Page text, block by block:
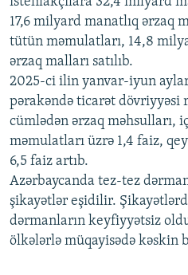
17,6 milyard manatlıq ərzaq
tütün məmulatları, 14,8
ərzaq malları satılıb.
2025-ci ilin yanvar-iyun
pərakəndə ticarət dövriyyəsi
cümlədən ərzaq məhsulları,
məmulatları üzrə 1,4 faiz,
6,5 faiz artıb.
Azərbaycanda tez-tez
şikayətlər eşidilir.
dərmanların keyfiyyətsiz
ölkələrlə müqayisədə kəskin